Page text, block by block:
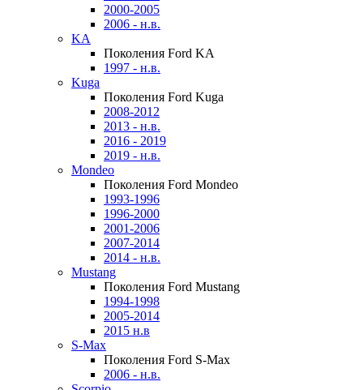
2000-2005
2006 - н.в.
KA
Поколения Ford KA
1997 - н.в.
Kuga
Поколения Ford Kuga
2008-2012
2013 - н.в.
2016 - 2019
2019 - н.в.
Mondeo
Поколения Ford Mondeo
1993-1996
1996-2000
2001-2006
2007-2014
2014 - н.в.
Mustang
Поколения Ford Mustang
1994-1998
2005-2014
2015 н.в
S-Max
Поколения Ford S-Max
2006 - н.в.